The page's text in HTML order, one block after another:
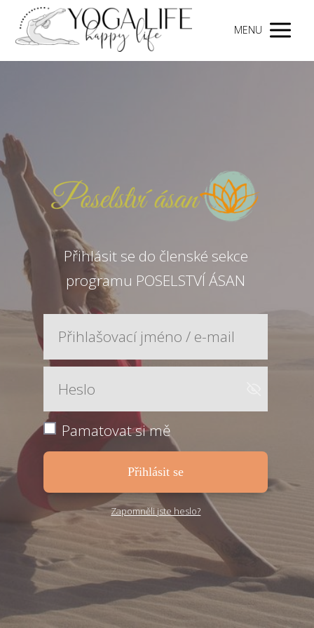
MENU
Přihlásit se do členské sekce
programu POSELSTVÍ ÁSAN
Pamatovat si mě
Přihlásit se
Zapomněli jste heslo?